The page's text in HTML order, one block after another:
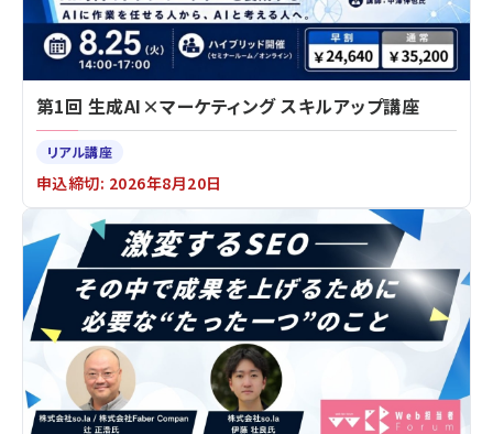
第1回 生成AI×マーケティング スキルアップ講座
リアル講座
申込締切: 2026年8月20日